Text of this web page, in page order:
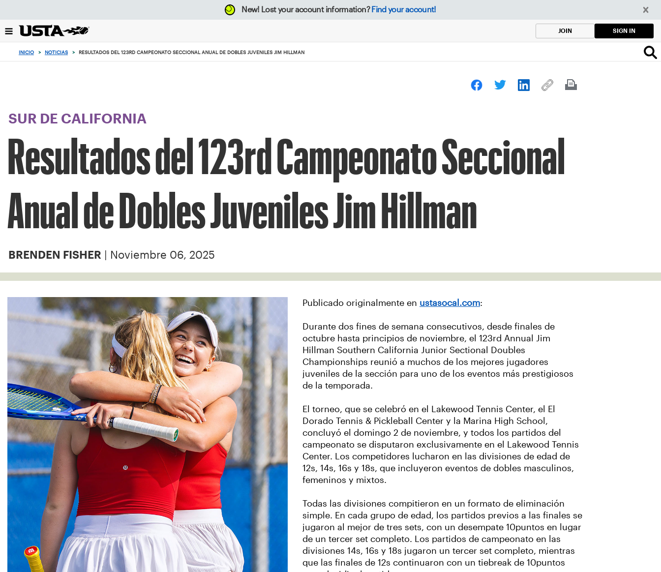
el
botón
New! Lost your account information? Find your account!
JOIN SIGN IN
INICIO > NOTICIAS > RESULTADOS DEL 123RD CAMPEONATO SECCIONAL ANUAL DE DOBLES JUVENILES JIM HILLMAN
SUR DE CALIFORNIA
Resultados del 123rd Campeonato Seccional
Anual de Dobles Juveniles Jim Hillman
BRENDEN FISHER | Noviembre 06, 2025
Publicado originalmente en ustasocal.com:
Durante dos fines de semana consecutivos, desde finales de
octubre hasta principios de noviembre, el 123rd Annual Jim
Hillman Southern California Junior Sectional Doubles
Championships reunió a muchos de los mejores jugadores
juveniles de la sección para uno de los eventos más prestigiosos
de la temporada.
El torneo, que se celebró en el Lakewood Tennis Center, el El
Dorado Tennis & Pickleball Center y la Marina High School,
concluyó el domingo 2 de noviembre, y todos los partidos del
campeonato se disputaron exclusivamente en el Lakewood Tennis
Center. Los competidores lucharon en las divisiones de edad de
12s, 14s, 16s y 18s, que incluyeron eventos de dobles masculinos,
femeninos y mixtos.
Todas las divisiones compitieron en un formato de eliminación
simple. En cada grupo de edad, los partidos previos a las finales se
jugaron al mejor de tres sets, con un desempate 10puntos en lugar
de un tercer set completo. Los partidos de campeonato en las
divisiones 14s, 16s y 18s jugaron un tercer set completo, mientras
que las finales de 12s continuaron con un tiebreak de 10puntos